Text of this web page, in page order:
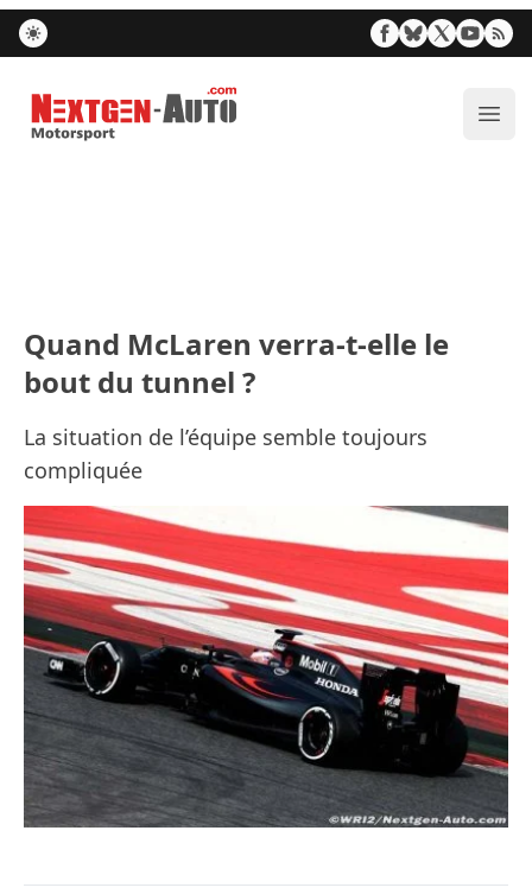
Nextgen-Auto.com
Quand McLaren verra-t-elle le
bout du tunnel ?
La situation de l’équipe semble toujours
compliquée